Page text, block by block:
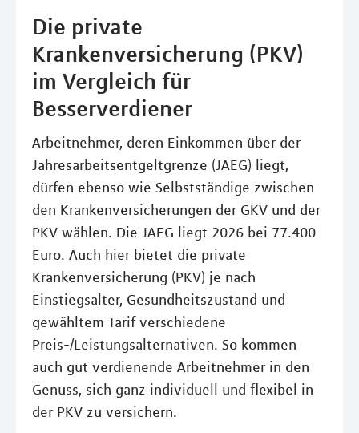
Die private
Krankenversicherung (PKV)
im Vergleich für
Besserverdiener
Arbeitnehmer, deren Einkommen über der
Jahresarbeitsentgeltgrenze (JAEG) liegt,
dürfen ebenso wie Selbstständige zwischen
den Krankenversicherungen der GKV und der
PKV wählen. Die JAEG liegt 2026 bei 77.400
Euro. Auch hier bietet die private
Krankenversicherung (PKV) je nach
Einstiegsalter, Gesundheitszustand und
gewähltem Tarif verschiedene
Preis-/Leistungsalternativen. So kommen
auch gut verdienende Arbeitnehmer in den
Genuss, sich ganz individuell und flexibel in
der PKV zu versichern.